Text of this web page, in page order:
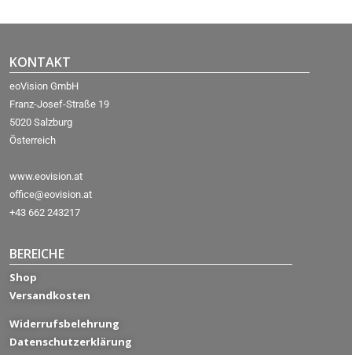
KONTAKT
eoVision GmbH
Franz-Josef-Straße 19
5020 Salzburg
Österreich
www.eovision.at
office@eovision.at
+43 662 243217
BEREICHE
Shop
Versandkosten
Widerrufsbelehrung
Datenschutzerklärung